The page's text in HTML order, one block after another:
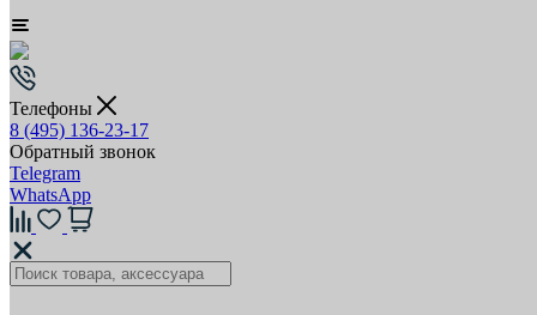
Телефоны
8 (495) 136-23-17
Обратный звонок
Telegram
WhatsApp